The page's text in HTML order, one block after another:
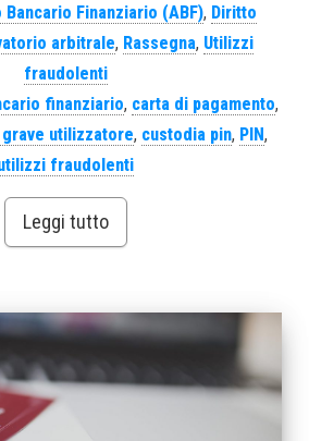
Finanziario (ABF), Diritto
arbitrale, Rassegna, Utilizzi
fraudolenti
finanziario, carta di pagamento,
utilizzatore, custodia pin, PIN,
fraudolenti
Leggi tutto